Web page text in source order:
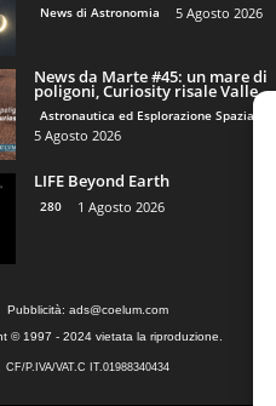
News di Astronomia 5 Agosto 2026
News da Marte #45: un mare di
poligoni, Curiosity risale Valle...
Astronautica ed Esplorazione Spaziale
5 Agosto 2026
LIFE Beyond Earth
280 1 Agosto 2026
Pubblicità: ads@coelum.com
© 1997 - 2024 vietata la riproduzione.
CF/P.IVA/VAT.C IT.01988340434